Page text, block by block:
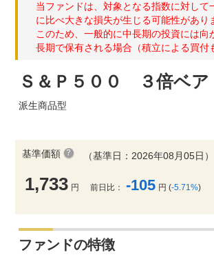
当ファンドは、対象となる指数に対し
に比べ大きな損失が生じる可能性があり
このため、一般的に中長期の投資には
長期で保有される場合（積立による買
Ｓ＆Ｐ５００ ３倍ベア
派生商品型
基準価額
1,733 円
（基準日：2026年08月05日）
前日比： -105 円 (-5.71%)
ファンドの特徴